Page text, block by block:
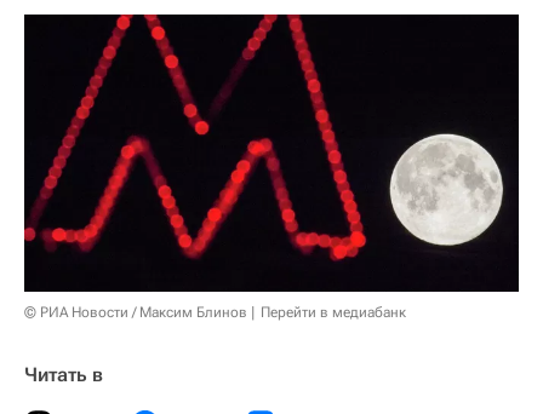
© РИА Новости / Максим Блинов Перейти в медиабанк
Читать в